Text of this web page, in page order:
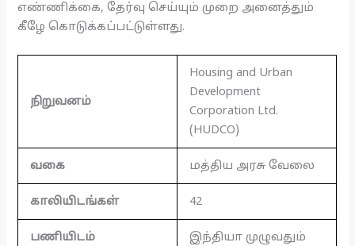
எண்ணிக்கை, தேர்வு செய்யும் முறை அனைத்தும்
கீழே கொடுக்கப்பட்டுள்ளது.
நிறுவனம்
Housing and Urban
Development
Corporation Ltd.
(HUDCO)
வகை மத்திய அரசு வேலை
காலியிடங்கள் 42
பணியிடம் இந்தியா முழுவதும்